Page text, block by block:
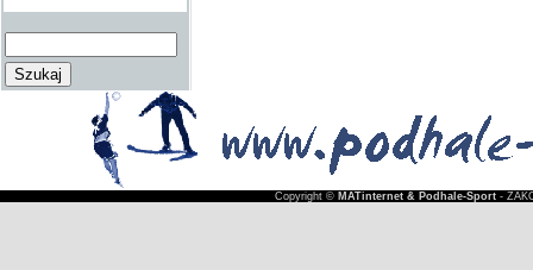
Copyright © MATinternet & Podhale-Sport-